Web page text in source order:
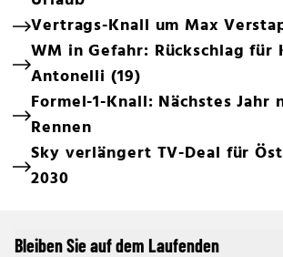
Vertrags-Knall um Max
WM in Gefahr: Rückschlag für
Antonelli (19)
Formel-1-Knall: Nächstes Jahr
Rennen
Sky verlängert TV-Deal für
2030
Bleiben Sie auf dem Laufenden